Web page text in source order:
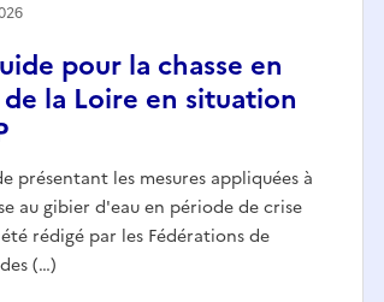
pour la chasse en
de la Loire en situation
présentant les mesures appliquées à
au gibier d'eau en période de crise
rédigé par les Fédérations de
(…)